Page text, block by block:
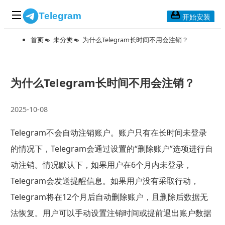
Telegram
应用下载
Telegram Mac版
Telegram安卓版
Telegram Web版
开始安装
首页 » 未分类 » 为什么Telegram长时间不用会注销？
为什么Telegram长时间不用会注销？
2025-10-08
Telegram不会自动注销账户。账户只有在长时间未登录
的情况下，Telegram会通过设置的“删除账户”选项进行自
动注销。情况默认下，如果用户在6个月内未登录，
Telegram会发送提醒信息。如果用户没有采取行动，
Telegram将在12个月后自动删除账户，且删除后数据无
法恢复。用户可以手动设置注销时间或提前退出账户数据